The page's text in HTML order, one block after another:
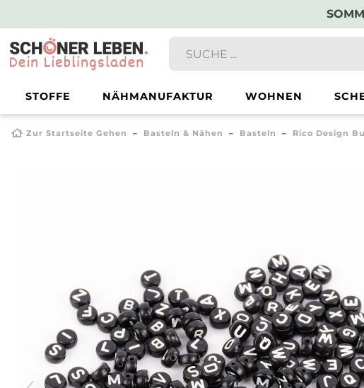
STOFFE NÄHMANUFAKTUR WOHNEN
Zur Startseite Gehen Basteln & Nähen Basteln Rico Design